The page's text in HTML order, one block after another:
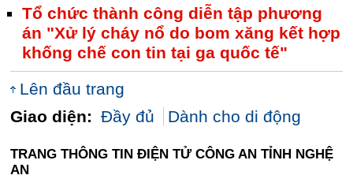
Tổ chức thành công diễn tập phương
án "Xử lý cháy nổ do bom xăng kết hợp
khống chế con tin tại ga quốc tế"
Lên đầu trang
Giao diện: Đầy đủ Dành cho di động
TRANG THÔNG TIN ĐIỆN TỬ CÔNG AN TỈNH NGHỆ
AN